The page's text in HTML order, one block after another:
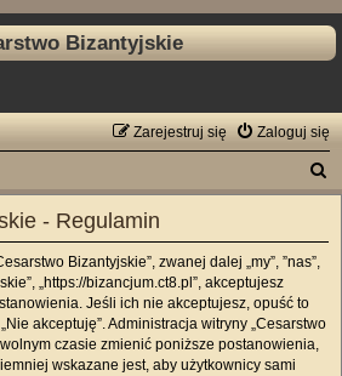
Bizantyjskie
Zaloguj się
Zarejestruj się
- Regulamin
Bizantyjskie”, zwanej dalej „my”, ”nas”,
„https://bizancjum.ct8.pl”, akceptujesz
Jeśli ich nie akceptujesz, opuść to
akceptuję”. Administracja witryny „Cesarstwo
czasie zmienić poniższe postanowienia,
wskazane jest, aby użytkownicy sami